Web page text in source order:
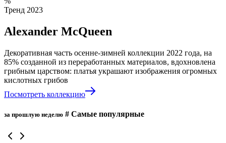
Тренд 2023
Alexander McQueen
Декоративная часть осенне-зимней коллекции 2022 года, на
85% созданной из переработанных материалов, вдохновлена
грибным царством: платья украшают изображения огромных
кислотных грибов
Посмотреть коллекцию
за прошлую неделю # Самые популярные